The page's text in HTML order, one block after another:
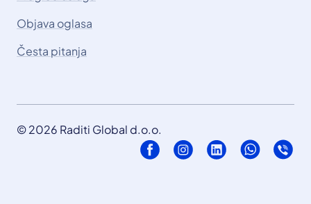
Objava oglasa
Česta pitanja
© 2026 Raditi Global d.o.o.